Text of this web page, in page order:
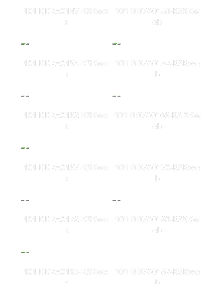
101 DD7A0147-KSKwe
b
101 DD7A0153-KS5Kw
eb
101 DD7A0154-KSKwe
b
101 DD7A0157-KSKwe
b
101 DD7A0162-KSKwe
b
101 DD7A0166-KS 2Kw
eb
101 DD7A0167-KSKwe
b
101 DD7A0170-KSKwe
b
101 DD7A0172-KSKwe
b
101 DD7A0182-KS5Kw
eb
101 DD7A0185-KSKwe
101 DD7A0187-KSKwe